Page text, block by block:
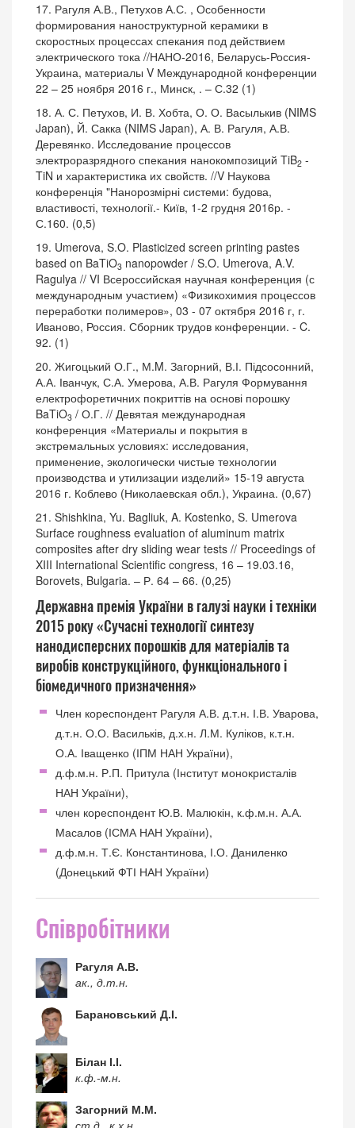
17. Рагуля А.В., Петухов А.С. , Особенности
формирования наноструктурной керамики в
скоростных процессах спекания под действием
электрического тока //НАНО-2016, Беларусь-Россия-
Украина, материалы V Международной конференции
22 – 25 ноября 2016 г., Минск, . – С.32 (1)
18. А. С. Петухов, И. В. Хобта, О. О. Васылькив (NIMS
Japan), Й. Сакка (NIMS Japan), А. В. Рагуля, А.В.
Деревянко. Исследование процессов
электроразрядного спекания нанокомпозиций TiB2 -
TiN и характеристика их свойств. //V Наукова
конференція "Нанорозмірні системи: будова,
властивості, технології.- Київ, 1-2 грудня 2016р. -
С.160. (0,5)
19. Umerova, S.O. Plasticized screen printing pastes
based on BaTiO3 nanopowder / S.O. Umerova, A.V.
Ragulya // VI Всероссийская научная конференция (с
международным участием) «Физикохимия процессов
переработки полимеров», 03 - 07 октября 2016 г, г.
Иваново, Россия. Сборник трудов конференции. - C.
92. (1)
20. Жигоцький О.Г., М.M. Загорний, В.І. Підсосонний,
А.А. Іванчук, С.А. Умерова, А.В. Рагуля Формування
електрофоретичних покриттів на основі порошку
BaTiO3 / О.Г. // Девятая международная
конференция «Материалы и покрытия в
экстремальных условиях: исследования,
применение, экологически чистые технологии
производства и утилизации изделий» 15-19 августа
2016 г. Коблево (Николаевская обл.), Украина. (0,67)
21. Shishkina, Yu. Bagliuk, A. Kostenko, S. Umerova
Surface roughness evaluation of aluminum matrix
composites after dry sliding wear tests // Proceedings of
XIII International Scientific congress, 16 – 19.03.16,
Borovets, Bulgaria. – Р. 64 – 66. (0,25)
Державна премія України в галузі науки і техніки
2015 року «Сучасні технології синтезу
нанодисперсних порошків для матеріалів та
виробів конструкційного, функціонального і
біомедичного призначення»
Член кореспондент Рагуля А.В. д.т.н. І.В. Уварова,
д.т.н. О.О. Васильків, д.х.н. Л.М. Куліков, к.т.н.
О.А. Іващенко (ІПМ НАН України),
д.ф.м.н. Р.П. Притула (Інститут монокристалів
НАН України),
член кореспондент Ю.В. Малюкін, к.ф.м.н. А.А.
Масалов (ІСМА НАН України),
д.ф.м.н. Т.Є. Константинова, І.О. Даниленко
(Донецький ФТІ НАН України)
Співробітники
Рагуля А.В.
ак., д.т.н.
Барановський Д.І.
Білан І.І.
к.ф.-м.н.
Загорний М.М.